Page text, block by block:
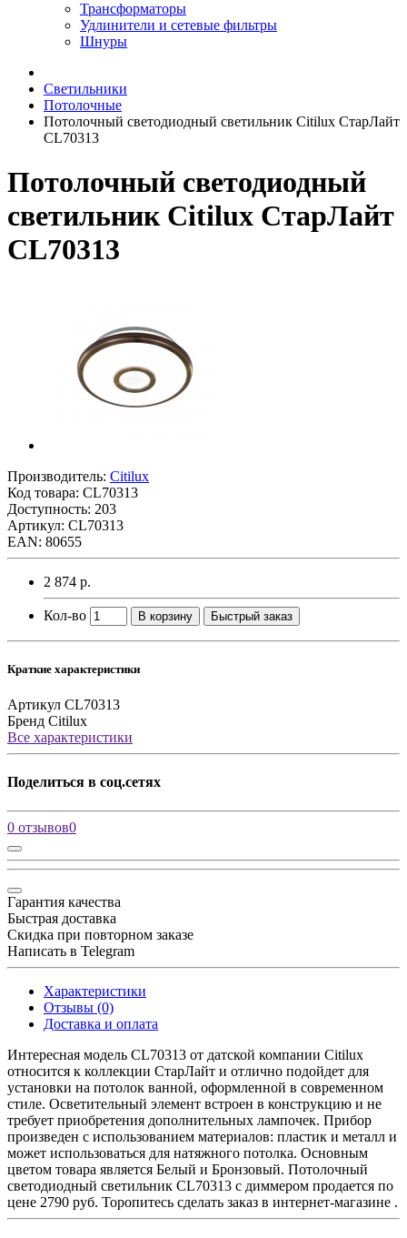
Трансформаторы
Удлинители и сетевые фильтры
Шнуры
Светильники
Потолочные
Потолочный светодиодный светильник Citilux СтарЛайт
CL70313
Потолочный светодиодный
светильник Citilux СтарЛайт
CL70313
Производитель: Citilux
Код товара: CL70313
Доступность: 203
Артикул: CL70313
EAN: 80655
2 874 р.
Кол-во В корзину Быстрый заказ
Краткие характеристики
Артикул CL70313
Бренд Citilux
Все характеристики
Поделиться в соц.сетях
0 отзывов0
Гарантия качества
Быстрая доставка
Скидка при повторном заказе
Написать в Telegram
Характеристики
Отзывы (0)
Доставка и оплата
Интересная модель CL70313 от датской компании Citilux
относится к коллекции СтарЛайт и отлично подойдет для
установки на потолок ванной, оформленной в современном
стиле. Осветительный элемент встроен в конструкцию и не
требует приобретения дополнительных лампочек. Прибор
произведен с использованием материалов: пластик и металл и
может использоваться для натяжного потолка. Основным
цветом товара является Белый и Бронзовый. Потолочный
светодиодный светильник CL70313 с диммером продается по
цене 2790 руб. Торопитесь сделать заказ в интернет-магазине .